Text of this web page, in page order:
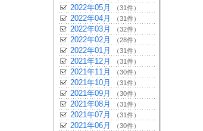
2022年05月 （31件）
2022年04月 （31件）
2022年03月 （32件）
2022年02月 （28件）
2022年01月 （31件）
2021年12月 （31件）
2021年11月 （30件）
2021年10月 （31件）
2021年09月 （30件）
2021年08月 （31件）
2021年07月 （31件）
2021年06月 （30件）